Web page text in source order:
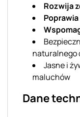
Rozwija
naturalnego
Jasne i
maluchów
Dane